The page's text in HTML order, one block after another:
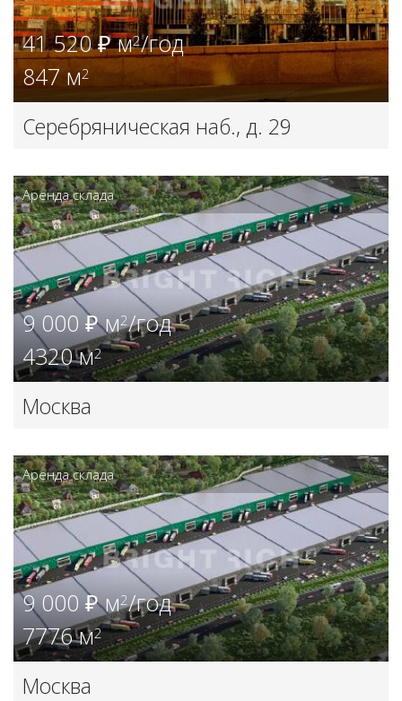
41 520 ₽ м2/год
847 м2
Серебряническая наб., д. 29
Аренда склада
9 000 ₽ м2/год
4320 м2
Москва
Аренда склада
9 000 ₽ м2/год
7776 м2
Москва